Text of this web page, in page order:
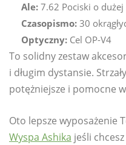
Ale: 7.62 Pociski o
Czasopismo: 30
Optyczny: Cel OP-V4
To solidny zestaw
i długim dystansie.
potężniejsze i pomocne
Oto lepsze wyposażenie
Wyspa Ashika jeśli